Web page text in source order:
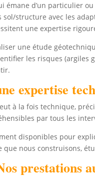
émane d’un particulier
structure avec les
une expertise
une étude
les risques (argiles
expertise
à la fois technique,
par tous les
disponibles pour
que nous construisons,
prestations